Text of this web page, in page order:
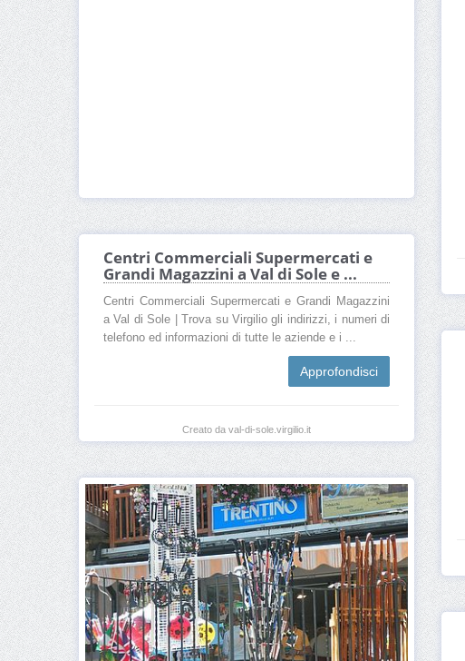
Centri Commerciali Supermercati e
Grandi Magazzini a Val di Sole e ...
Centri Commerciali Supermercati e Grandi Magazzini
a Val di Sole | Trova su Virgilio gli indirizzi, i numeri di
telefono ed informazioni di tutte le aziende e i ...
Approfondisci
Creato da val-di-sole.virgilio.it